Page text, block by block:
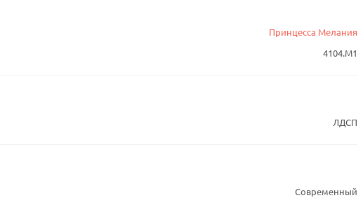
Принцесса Мелания
4104.М1
ЛДСП
Современный